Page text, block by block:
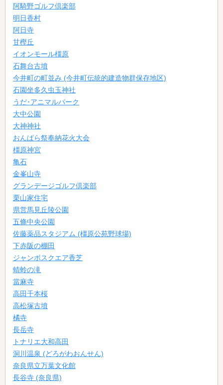
阿騎野ゴルフ倶楽部
明日香村
阿日寺
甘樫丘
イオンモール橿原
石舞台古墳
今井町の町並み (今井町伝統的建造物群保存地区)
石園坐多久虫玉神社
うだ･アニマルパーク
大中公園
大神神社
おんぱら祭奉納花火大会
橿原神宮
亀石
金峯山寺
グランデージゴルフ倶楽部
栗山家住宅
県営馬見丘陵公園
五條中央公園
佐藤薬品スタジアム (橿原公苑野球場)
下赤阪の棚田
ジャンボスクエア香芝
蜻蛉の滝
當麻寺
高田千本桜
高松塚古墳
橘寺
長岳寺
トナリエ大和高田
洞川温泉 (どろがわおんせん)
奈良県立万葉文化館
長谷寺 (奈良県)